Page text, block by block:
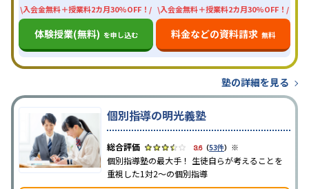
\入会金無料＋授業料2カ月30%OFF！/
体験授業(無料) を申し込む
\入会金無料＋授業料2カ月30%OFF！/
料金などの資料請求 無料
塾の詳細を見る
個別指導の明光義塾
3.6（53件） ※
個別指導塾の最大手！ 生徒自らが考えることを
重視した1対2〜の個別指導